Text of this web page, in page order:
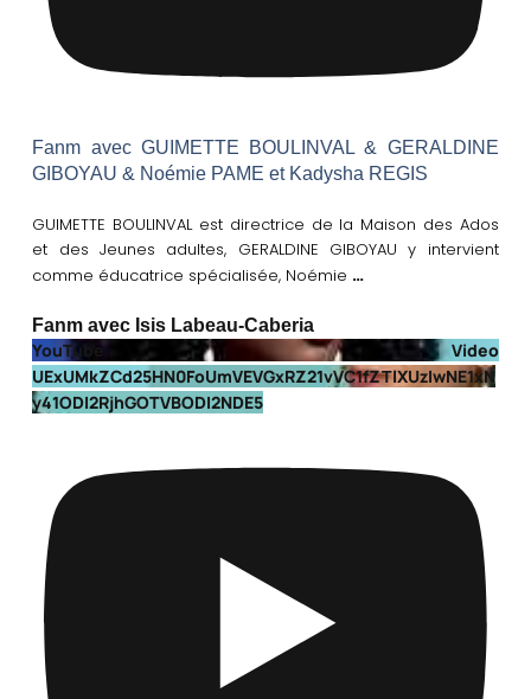
Fanm avec GUIMETTE BOULINVAL & GERALDINE
GIBOYAU & Noémie PAME et Kadysha REGIS
GUIMETTE BOULINVAL est directrice de la Maison des Ados
et des Jeunes adultes, GERALDINE GIBOYAU y intervient
comme éducatrice spécialisée, Noémie …
Fanm avec Isis Labeau-Caberia
YouTube Video
UExUMkZCd25HN0FoUmVEVGxRZ21vVC1fZTlXUzIwNE1xN
y41ODI2RjhGOTVBODI2NDE5